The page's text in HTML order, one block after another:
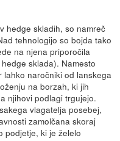
hedge skladih, so namreč
tehnologijo so bojda tako
na njena priporočila
sklada). Namesto
lahko naročniki od lanskega
na borzah, ki jih
njihovi podlagi trgujejo.
vlagatelja posebej,
zamolčana skoraj
podjetje, ki je želelo